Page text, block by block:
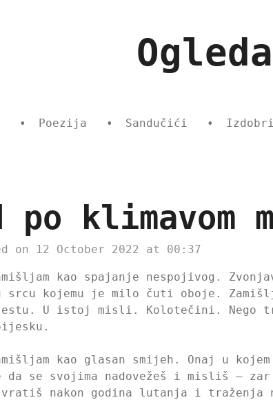
Poezija Sandučići
po klimavom
on 12 October 2022 at 00:37
kao spajanje nespojivog.
kojemu je milo čuti oboje.
U istoj misli. Kolotečini. Nego
kao glasan smijeh. Onaj u
da se svojima nadovežeš i misliš –
nakon godina lutanja i traženja